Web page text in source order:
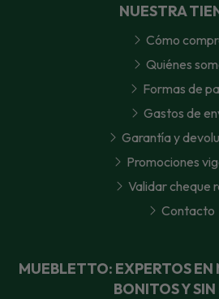
MUEBLETTO: EXPERTOS EN
BONITOS Y
NUESTRA
Cómo
Quiénes
Formas de
Gastos de
Garantía y
Promociones
Validar cheque
Contacto